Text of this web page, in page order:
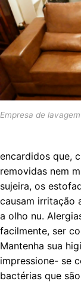
Empresa de
encardidos que,
removidas nem
sujeira, os
causam irritação
a olho nu.
facilmente, ser
Mantenha sua
impressione- se
bactérias que